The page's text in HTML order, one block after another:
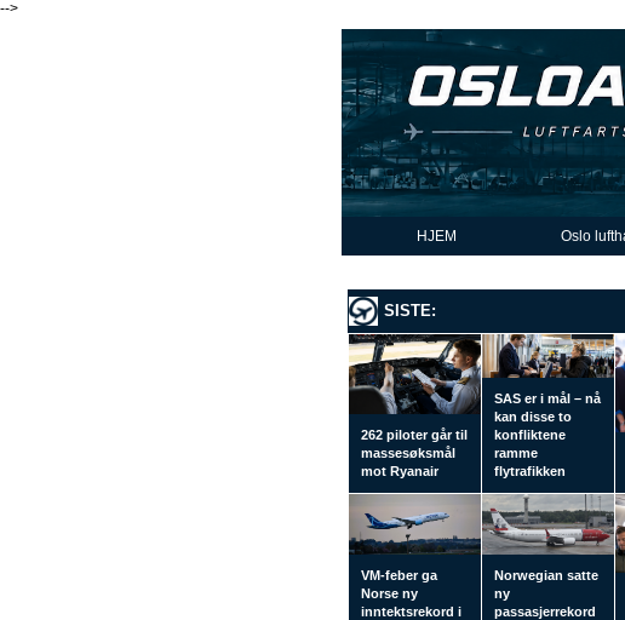
-->
HJEM Oslo
SISTE:
262 piloter går til
massesøksmål
mot Ryanair
SAS er i mål – nå
kan disse to
konfliktene
ramme
flytrafikken
VM-feber ga
Norse ny
inntektsrekord i
Norwegian satte
ny
passasjerrekord